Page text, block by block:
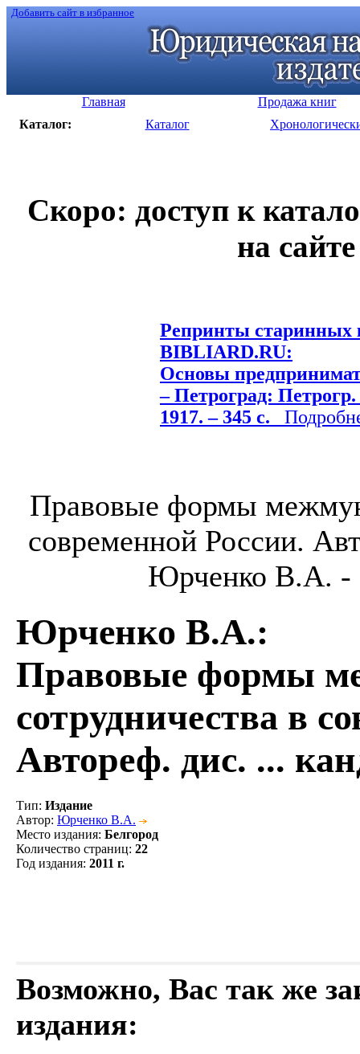
Добавить сайт в избранное
Главная
Продажа книг
Каталог:
Каталог
Скоро: доступ к
на
Репринты старинных
BIBLIARD.RU:
Основы
– Петроград:
1917. – 345 с.
Правовые формы
современной России.
Юрченко В.А. -
Юрченко В.А.:
Правовые формы
сотрудничества в
Автореф. дис. ...
Тип: Издание
Автор: Юрченко В.А.
Место издания: Белгород
Количество страниц: 22
Год издания: 2011 г.
Возможно, Вас так же
издания: